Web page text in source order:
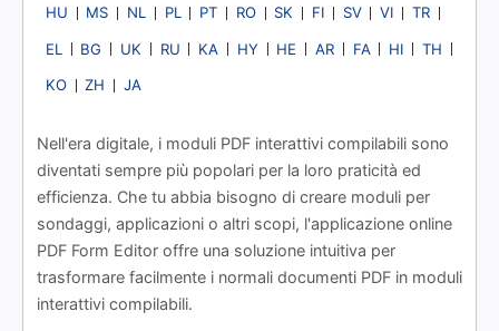
HU MS NL PL PT RO SK FI SV VI TR
EL BG UK RU KA HY HE AR FA HI TH
KO ZH JA
Nell'era digitale, i moduli PDF interattivi compilabili sono
diventati sempre più popolari per la loro praticità ed
efficienza. Che tu abbia bisogno di creare moduli per
sondaggi, applicazioni o altri scopi, l'applicazione online
PDF Form Editor offre una soluzione intuitiva per
trasformare facilmente i normali documenti PDF in moduli
interattivi compilabili.